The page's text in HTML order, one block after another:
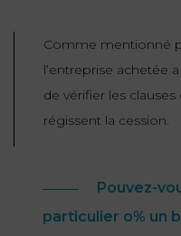
Comme mentionné
l’entreprise achetée
de vérifier les
régissent la cession.
Pouvez-
particulier o% un